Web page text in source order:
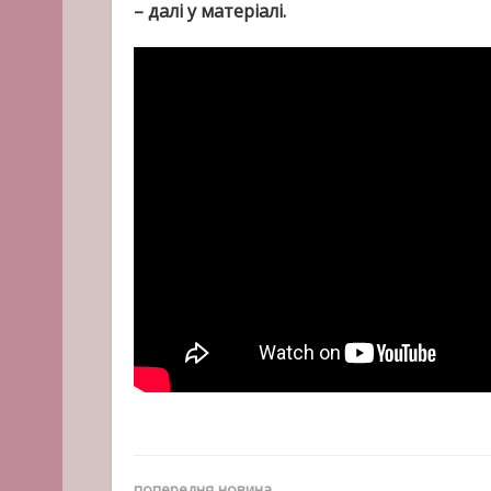
– далі у матеріалі.